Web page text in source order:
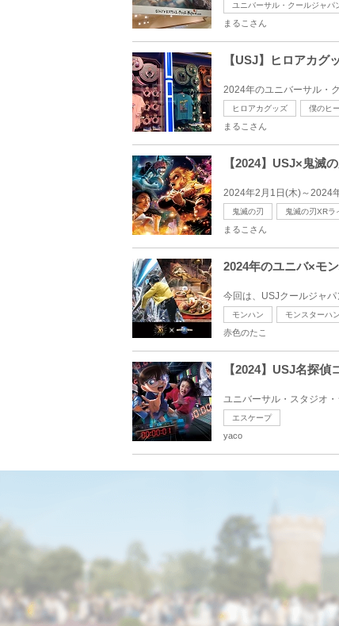
ユニバーサル・クールジャパ
まるこさん
【USJ】ヒロアカグ
2024年のユニバーサル・
ヒロアカグッズ 僕のヒ
まるこさん
【2024】USJ×鬼滅
2024年2月1日(木)～2024
鬼滅の刃 鬼滅の刃XRラ
まるこさん
2024年のユニバ×モ
今回は、USJクールジャ
モンハン モンスターハ
赤色のたこ
【2024】USJ名探
ユニバーサル・スタジオ
エスケープ
yaco